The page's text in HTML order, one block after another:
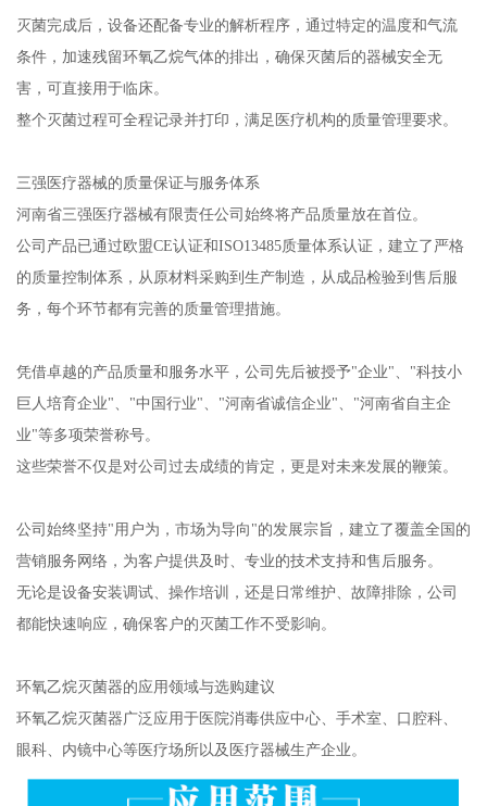
灭菌完成后，设备还配备专业的解析程序，通过特定的温度和气流
条件，加速残留环氧乙烷气体的排出，确保灭菌后的器械安全无
害，可直接用于临床。
整个灭菌过程可全程记录并打印，满足医疗机构的质量管理要求。
三强医疗器械的质量保证与服务体系
河南省三强医疗器械有限责任公司始终将产品质量放在首位。
公司产品已通过欧盟CE认证和ISO13485质量体系认证，建立了严格
的质量控制体系，从原材料采购到生产制造，从成品检验到售后服
务，每个环节都有完善的质量管理措施。
凭借卓越的产品质量和服务水平，公司先后被授予"企业"、"科技小
巨人培育企业"、"中国行业"、"河南省诚信企业"、"河南省自主企
业"等多项荣誉称号。
这些荣誉不仅是对公司过去成绩的肯定，更是对未来发展的鞭策。
公司始终坚持"用户为，市场为导向"的发展宗旨，建立了覆盖全国的
营销服务网络，为客户提供及时、专业的技术支持和售后服务。
无论是设备安装调试、操作培训，还是日常维护、故障排除，公司
都能快速响应，确保客户的灭菌工作不受影响。
环氧乙烷灭菌器的应用领域与选购建议
环氧乙烷灭菌器广泛应用于医院消毒供应中心、手术室、口腔科、
眼科、内镜中心等医疗场所以及医疗器械生产企业。